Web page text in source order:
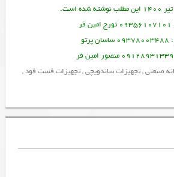
صنعتی,تجهیزات ساندویچی,تجهیزات فست فود,